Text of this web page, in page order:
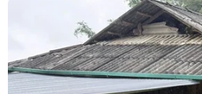
khẩu vật liệu bán dẫn sang